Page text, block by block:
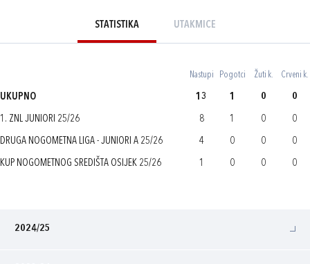
STATISTIKA UTAKMICE
Nastupi Pogotci Žuti k. Crveni k.
UKUPNO 13 1 0 0
1. ZNL JUNIORI 25/26 8 1 0 0
DRUGA NOGOMETNA LIGA - JUNIORI A 25/26 4 0 0 0
KUP NOGOMETNOG SREDIŠTA OSIJEK 25/26 1 0 0 0
2024/25